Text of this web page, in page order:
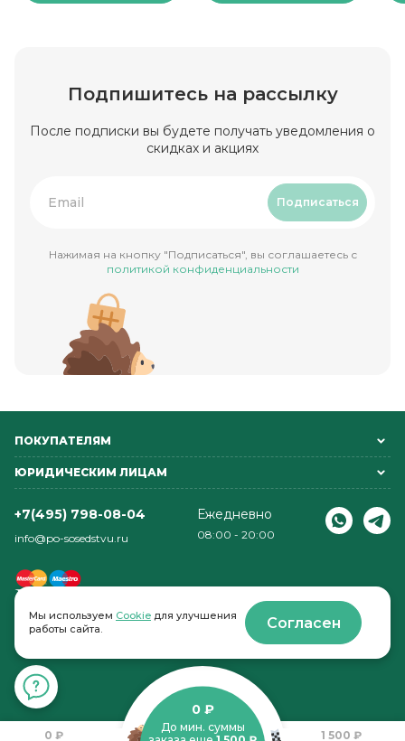
Подпишитесь на рассылку
После подписки вы будете получать уведомления о
скидках и акциях
Подписаться
Нажимая на кнопку "Подписаться", вы соглашаетесь с
политикой конфиденциальности
ПОКУПАТЕЛЯМ
ЮРИДИЧЕСКИМ ЛИЦАМ
+7(495) 798-08-04
info@po-sosedstvu.ru
Ежедневно
08:00 - 20:00
© 2022-2026 . По соседству
0 ₽
0 ₽
До мин. суммы
1 500 ₽
Мы используем Cookie для улучшения
работы сайта.
Согласен